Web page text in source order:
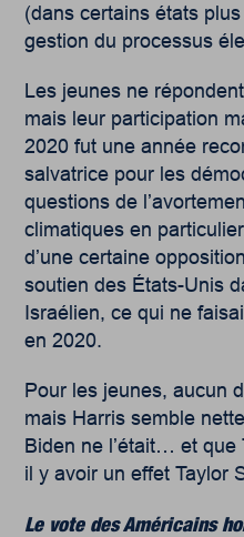
(dans certains états
gestion du processus
Les jeunes ne
mais leur participation
2020 fut une année
salvatrice pour les
questions de
climatiques en
d’une certaine
soutien des États-Unis
Israélien, ce qui ne
en 2020.
Pour les jeunes, aucun
mais Harris semble
Biden ne l’était… et que
il y avoir un effet Taylor
Le vote des Américains